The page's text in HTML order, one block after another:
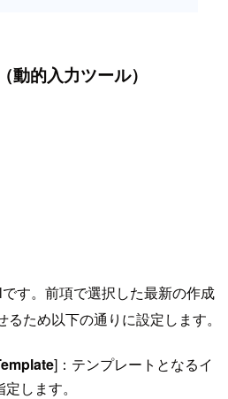
的入力ツール）
す。前項で選択した最新の作成
ため以下の通りに設定します。
]：テンプレートとなるイ
します。